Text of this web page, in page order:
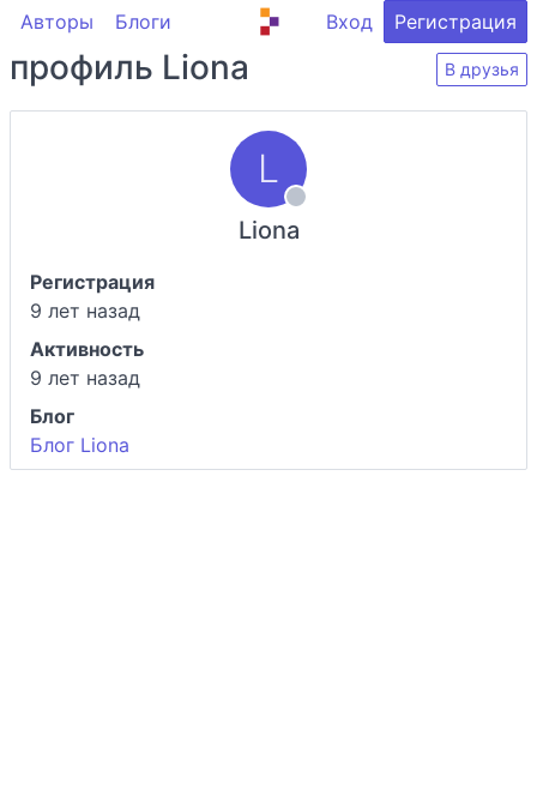
Авторы Блоги Вход Регистрация
профиль Liona В друзья
Liona
Регистрация
9 лет назад
Активность
9 лет назад
Блог
Блог Liona